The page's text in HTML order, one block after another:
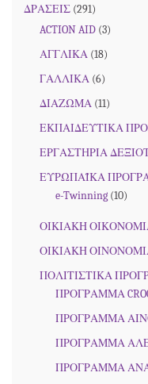
ΔΡΑΣΕΙΣ (291)
ACTION AID (3)
ΑΓΓΛΙΚΑ (18)
ΓΑΛΛΙΚΑ (6)
ΔΙΑΖΩΜΑ (11)
ΕΚΠΑΙΔΕΥΤΙΚΑ
ΕΡΓΑΣΤΗΡΙΑ
ΕΥΡΩΠΑΪΚΑ
e-Twinning (10)
ΟΙΚΙΑΚΗ
ΟΙΚΙΑΚΗ
ΠΟΛΙΤΙΣΤΙΚΑ
ΠΡΟΓΡΑΜΜΑ
ΠΡΟΓΡΑΜΜΑ
ΠΡΟΓΡΑΜΜΑ
ΠΡΟΓΡΑΜΜΑ